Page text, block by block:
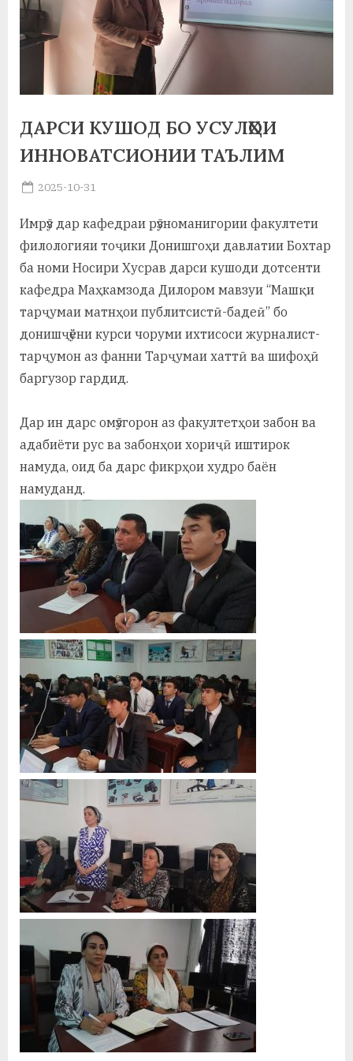
а
с
и
р
Х
у
р
а
ДАРСИ КУШОД БО УСУЛҲОИ
ИННОВАТСИОНИИ ТАЪЛИМ
Posted
2025-10-31
Имрӯз дар кафедраи рӯзноманигории факултети
филологияи тоҷики Донишгоҳи давлатии Бохтар
ба номи Носири Хусрав дарси кушоди дотсенти
кафедра Маҳкамзода Дилором мавзуи “Машқи
тарҷумаи матнҳои публитсистӣ-бадеӣ” бо
донишҷӯёни курси чоруми ихтисоси журналист-
тарҷумон аз фанни Тарҷумаи хаттӣ ва шифоҳӣ
баргузор гардид.
Дар ин дарс омӯзгорон аз факултетҳои забон ва
адабиёти рус ва забонҳои хориҷӣ иштирок
намуда, оид ба дарс фикрҳои худро баён
намуданд.